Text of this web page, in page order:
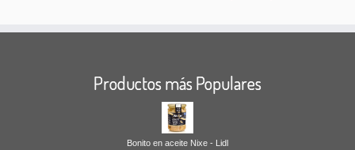
Productos más Populares
Bonito en aceite Nixe - Lidl